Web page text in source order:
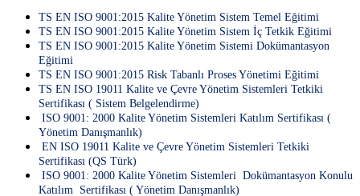
TS EN ISO 9001:2015 Kalite Yönetim Sistem Temel Eğitimi
TS EN ISO 9001:2015 Kalite Yönetim Sistem İç Tetkik Eğitimi
TS EN ISO 9001:2015 Kalite Yönetim Sistemi Dokümantasyon
Eğitimi
TS EN ISO 9001:2015 Risk Tabanlı Proses Yönetimi Eğitimi
TS EN ISO 19011 Kalite ve Çevre Yönetim Sistemleri Tetkiki
Sertifikası ( Sistem Belgelendirme)
ISO 9001: 2000 Kalite Yönetim Sistemleri Katılım Sertifikası (
Yönetim Danışmanlık)
EN ISO 19011 Kalite ve Çevre Yönetim Sistemleri Tetkiki
Sertifikası (QS Türk)
ISO 9001: 2000 Kalite Yönetim Sistemleri Dokümantasyon Konulu
Katılım Sertifikası ( Yönetim Danışmanlık)